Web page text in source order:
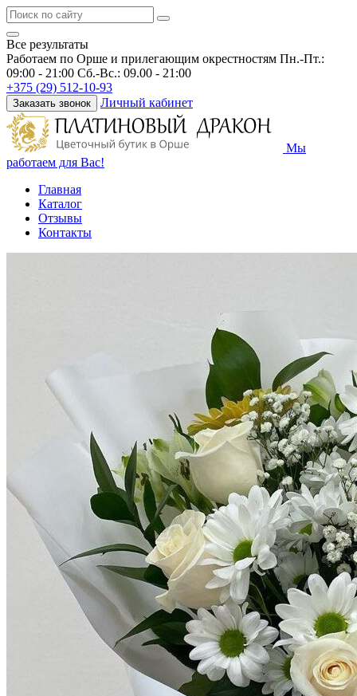
Все результаты
Работаем по Орше и прилегающим окрестностям Пн.-Пт.:
09:00 - 21:00 Сб.-Вс.: 09.00 - 21:00
+375 (29) 512-10-93
Заказать звонок Личный кабинет
Мы
работаем для Вас!
Главная
Каталог
Отзывы
Контакты